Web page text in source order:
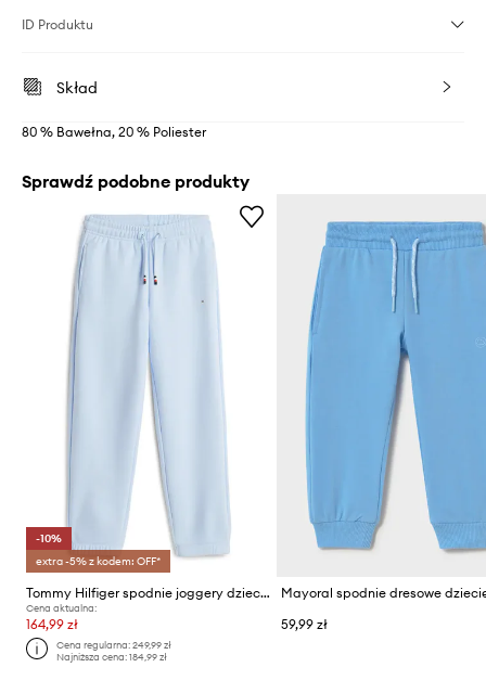
ID Produktu
Skład
80 % Bawełna, 20 % Poliester
Sprawdź podobne produkty
-10%
extra -5% z kodem: OFF*
Tommy Hilfiger spodnie joggery dziecięce
Cena aktualna:
164,99 zł
Cena regularna:249,99 zł
Najniższa cena:184,99 zł
Mayoral spodnie dresowe
59,99 zł